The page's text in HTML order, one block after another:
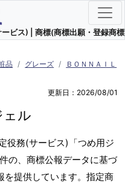
ビス) | 商標(商標出願・登録商
品 グレーズ
ＢＯＮＮＡＩＬ
更新日：2026/08/01
ェル
役務(サービス)「つめ用ジ
件の、商標公報データに基づ
を提供しています。指定商